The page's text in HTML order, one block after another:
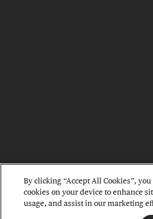
By clicking “Accept All Cookies”,
cookies on your device to enhance
usage, and assist in our marketing